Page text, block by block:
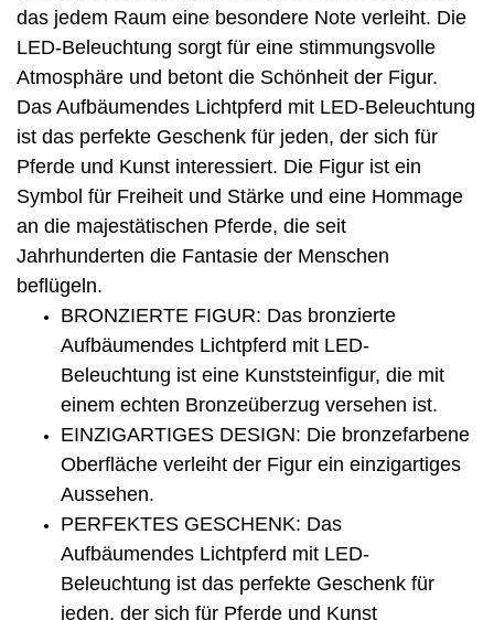
das jedem Raum eine besondere Note verleiht. Die
LED-Beleuchtung sorgt für eine stimmungsvolle
Atmosphäre und betont die Schönheit der Figur.
Das Aufbäumendes Lichtpferd mit LED-Beleuchtung
ist das perfekte Geschenk für jeden, der sich für
Pferde und Kunst interessiert. Die Figur ist ein
Symbol für Freiheit und Stärke und eine Hommage
an die majestätischen Pferde, die seit
Jahrhunderten die Fantasie der Menschen
beflügeln.
BRONZIERTE FIGUR: Das bronzierte
Aufbäumendes Lichtpferd mit LED-
Beleuchtung ist eine Kunststeinfigur, die mit
einem echten Bronzeüberzug versehen ist.
EINZIGARTIGES DESIGN: Die bronzefarbene
Oberfläche verleiht der Figur ein einzigartiges
Aussehen.
PERFEKTES GESCHENK: Das
Aufbäumendes Lichtpferd mit LED-
Beleuchtung ist das perfekte Geschenk für
jeden, der sich für Pferde und Kunst